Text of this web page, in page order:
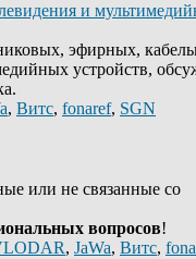
и
эфирных,
устройств,
, Витс, fonaref, SGN
или не связанные со
вопросов!
, JaWa, Витс,